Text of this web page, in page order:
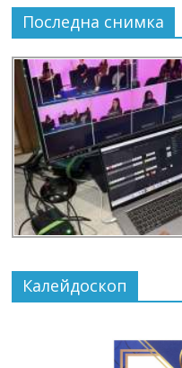
Последна снимка
Калейдоскоп